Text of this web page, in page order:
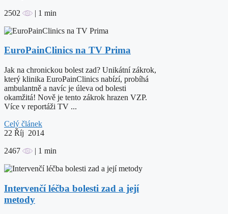
2502 | 1 min
EuroPainClinics na TV Prima
Jak na chronickou bolest zad? Unikátní zákrok,
který klinika EuroPainClinics nabízí, probíhá
ambulantně a navíc je úleva od bolesti
okamžitá! Nově je tento zákrok hrazen VZP.
Více v reportáži TV ...
Celý článek
22 Říj 2014
2467 | 1 min
Intervenčí léčba bolesti zad a její
metody